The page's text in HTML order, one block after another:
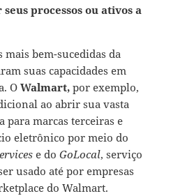
processos ou ativos a
mais bem-sucedidas da
suas capacidades em
OWalmart, por exemplo,
ao abrir sua vasta
marcas terceiras e
eletrônico por meio do
e doGoLocal, serviço
usado até por empresas
do Walmart.